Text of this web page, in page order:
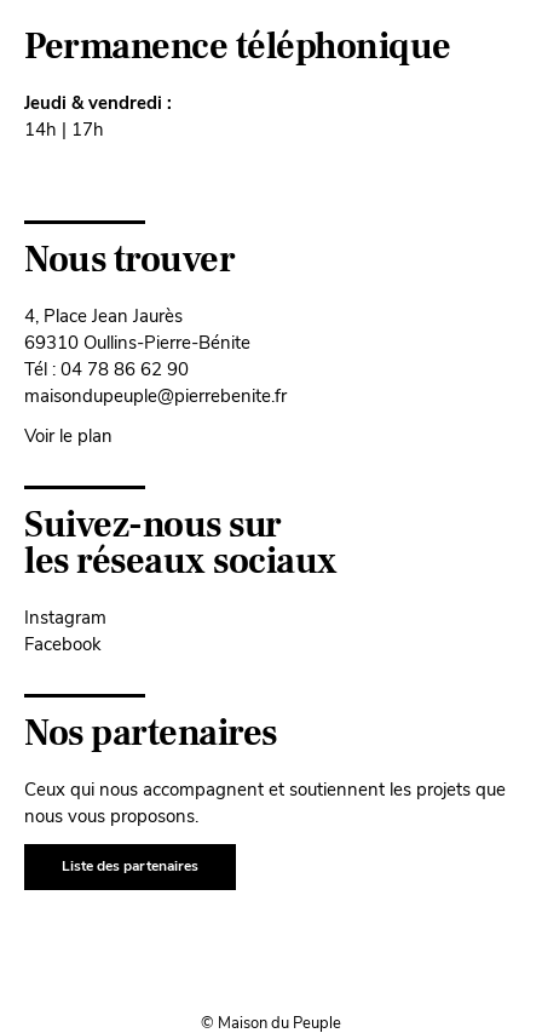
Permanence téléphonique
Jeudi & vendredi :
14h | 17h
Nous trouver
4, Place Jean Jaurès
69310 Oullins-Pierre-Bénite
Tél : 04 78 86 62 90
maisondupeuple@pierrebenite.fr
Voir le plan
Suivez-nous sur
les réseaux sociaux
Instagram
Facebook
Nos partenaires
Ceux qui nous accompagnent et soutiennent les projets que
nous vous proposons.
Liste des partenaires
© Maison du Peuple